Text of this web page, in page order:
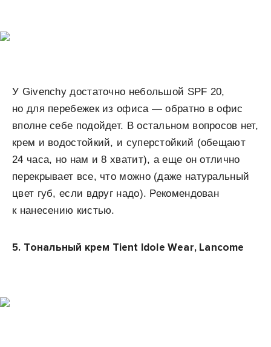
У Givenchy достаточно небольшой SPF 20,
но для перебежек из офиса — обратно в офис
вполне себе подойдет. В остальном вопросов нет,
крем и водостойкий, и суперстойкий (обещают
24 часа, но нам и 8 хватит), а еще он отлично
перекрывает все, что можно (даже натуральный
цвет губ, если вдруг надо). Рекомендован
к нанесению кистью.
5. Тональный крем Tient Idole Wear, Lancome